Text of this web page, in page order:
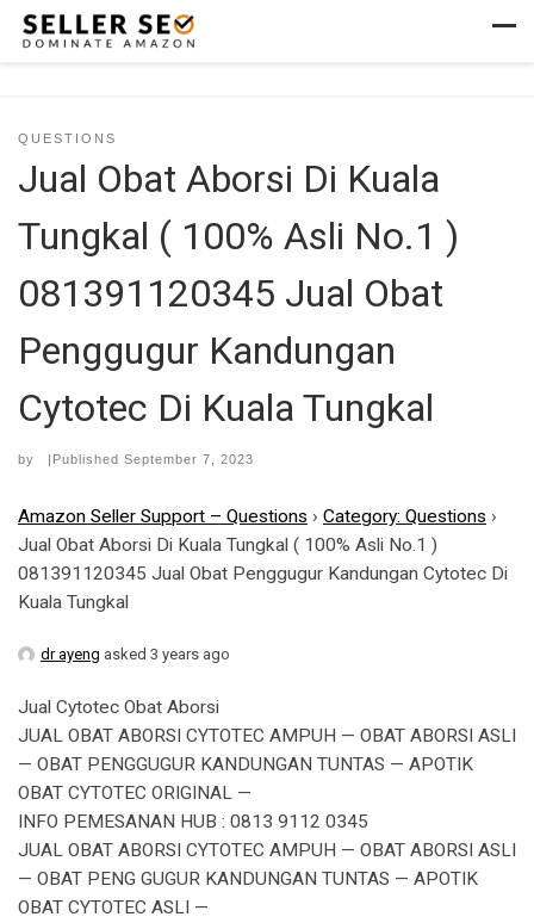
Skip to content
QUESTIONS
Jual Obat Aborsi Di Kuala
Tungkal ( 100% Asli No.1 )
081391120345 Jual Obat
Penggugur Kandungan
Cytotec Di Kuala Tungkal
by |Published September 7, 2023
Amazon Seller Support – Questions › Category: Questions ›
Jual Obat Aborsi Di Kuala Tungkal ( 100% Asli No.1 )
081391120345 Jual Obat Penggugur Kandungan Cytotec Di
Kuala Tungkal
dr ayeng asked 3 years ago
Jual Cytotec Obat Aborsi
JUAL OBAT ABORSI CYTOTEC AMPUH — OBAT ABORSI ASLI
— OBAT PENGGUGUR KANDUNGAN TUNTAS — APOTIK
OBAT CYTOTEC ORIGINAL —
INFO PEMESANAN HUB : 0813 9112 0345
JUAL OBAT ABORSI CYTOTEC AMPUH — OBAT ABORSI ASLI
— OBAT PENG GUGUR KANDUNGAN TUNTAS — APOTIK
OBAT CYTOTEC ASLI —